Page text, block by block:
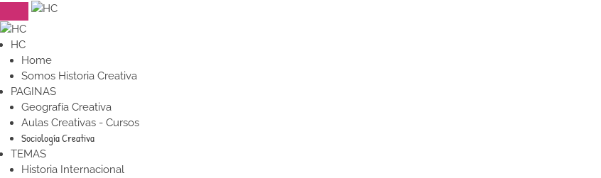
HC
Home
Somos Historia Creativa
PAGINAS
Geografía Creativa
Aulas Creativas - Cursos
Sociología Creativa
TEMAS
Historia Internacional